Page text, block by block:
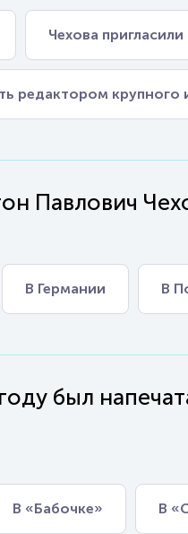
Чехова
редактором крупного
Павлович
В Германии В
был
В «Бабочке» В